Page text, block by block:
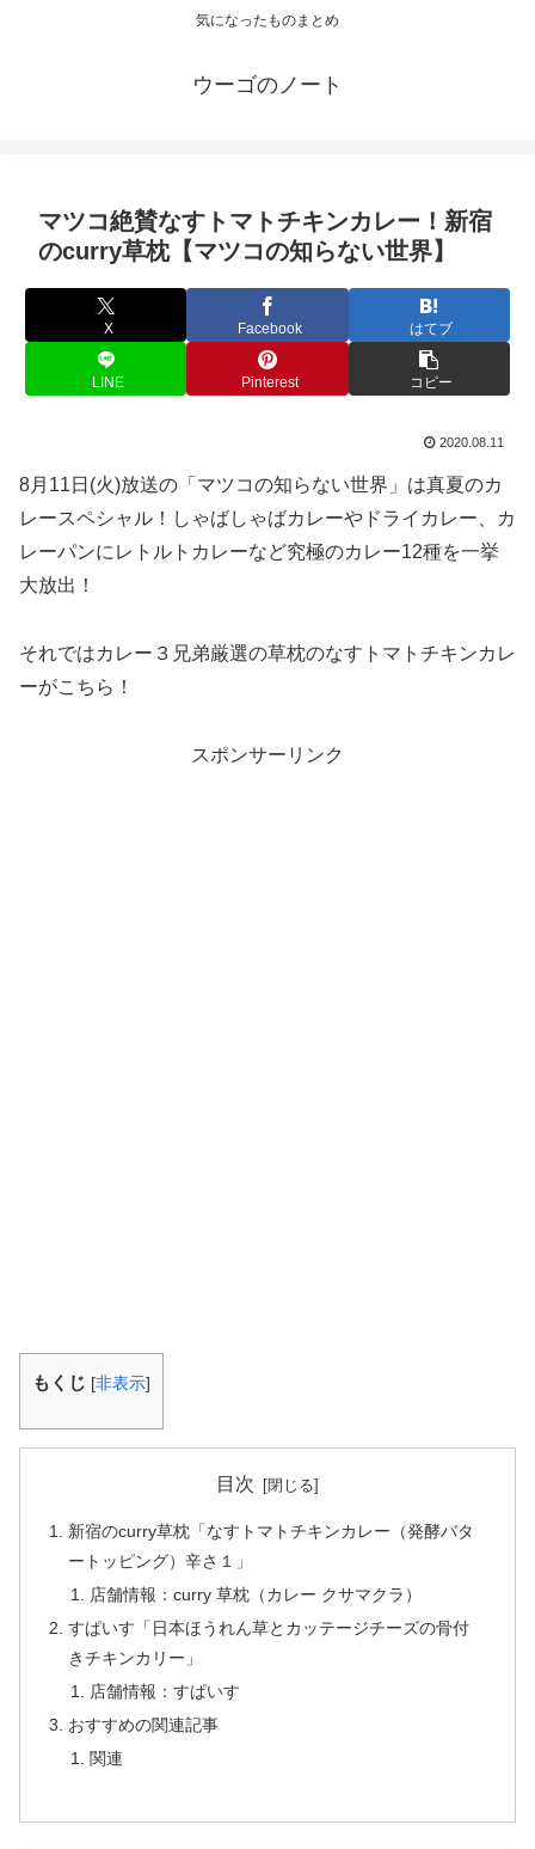
気になったものまとめ
ウーゴのノート
マツコ絶賛なすトマトチキンカレー！新宿
のcurry草枕【マツコの知らない世界】
X Facebook はてブ
LINE Pinterest コピー
2020.08.11
8月11日(火)放送の「マツコの知らない世界」は真夏のカ
レースペシャル！しゃばしゃばカレーやドライカレー、カ
レーパンにレトルトカレーなど究極のカレー12種を一挙
大放出！
それではカレー３兄弟厳選の草枕のなすトマトチキンカレ
ーがこちら！
スポンサーリンク
もくじ [非表示]
目次
新宿のcurry草枕「なすトマトチキンカレー（発酵バタ
ートッピング）辛さ１」
店舗情報：curry 草枕（カレー クサマクラ）
すぱいす「日本ほうれん草とカッテージチーズの骨付
きチキンカリー」
店舗情報：すぱいす
おすすめの関連記事
関連